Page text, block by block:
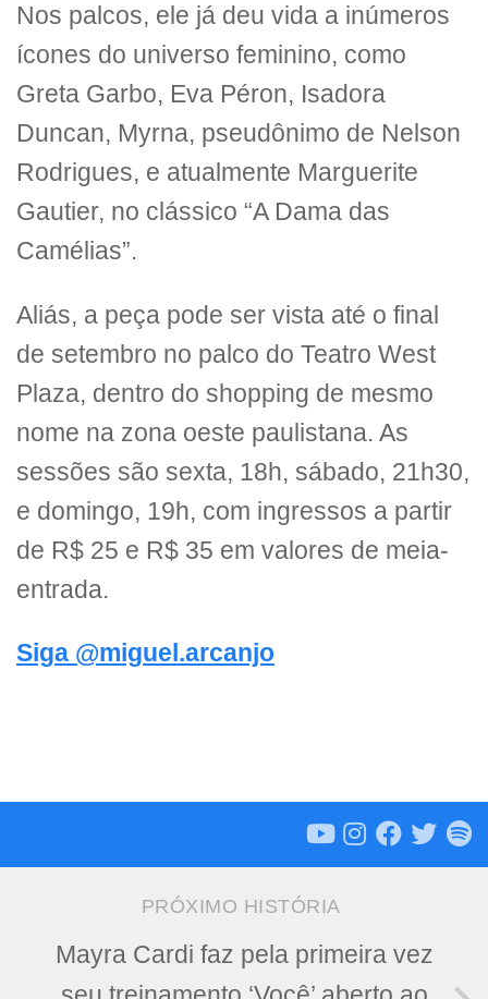
Nos palcos, ele já deu vida a inúmeros
ícones do universo feminino, como
Greta Garbo, Eva Péron, Isadora
Duncan, Myrna, pseudônimo de Nelson
Rodrigues, e atualmente Marguerite
Gautier, no clássico “A Dama das
Camélias”.
Aliás, a peça pode ser vista até o final
de setembro no palco do Teatro West
Plaza, dentro do shopping de mesmo
nome na zona oeste paulistana. As
sessões são sexta, 18h, sábado, 21h30,
e domingo, 19h, com ingressos a partir
de R$ 25 e R$ 35 em valores de meia-
entrada.
Siga @miguel.arcanjo
PRÓXIMO HISTÓRIA
Mayra Cardi faz pela primeira vez